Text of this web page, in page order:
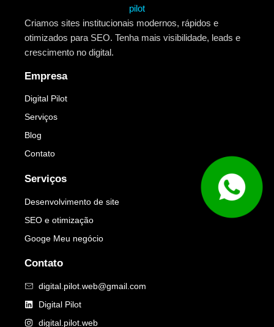
Criamos sites institucionais modernos, rápidos e
otimizados para SEO. Tenha mais visibilidade, leads e
crescimento no digital.
Empresa
Digital Pilot
Serviços
Blog
Contato
Serviços
Desenvolvimento de site
SEO e otimização
Googe Meu negócio
Contato
digital.pilot.web@gmail.com
Digital Pilot
digital.pilot.web